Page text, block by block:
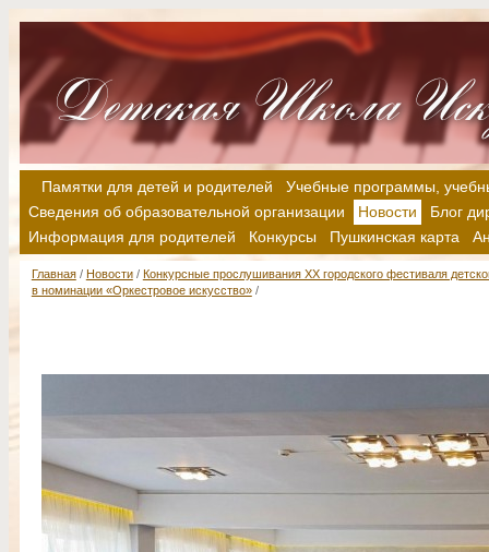
Памятки для детей и родителей
Учебные программы,
Сведения об образовательной организации
Новости
Блог
Информация для родителей
Конкурсы Пушкинская карта
Главная/ Новости/ Конкурсные прослушивания XX городского фестиваля
в номинации «Оркестровое искусство»/